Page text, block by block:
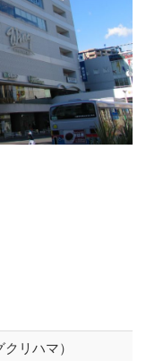
リハマ）